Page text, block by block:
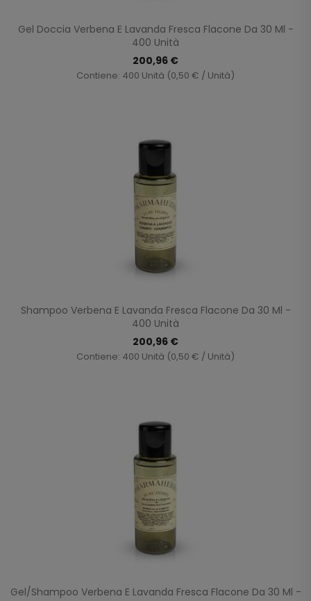
Gel Doccia Verbena E Lavanda Fresca Flacone Da 30 Ml -
400 Unità
200,96 €
Contiene: 400 Unità (0,50 € / Unità)
Shampoo Verbena E Lavanda Fresca Flacone Da 30 Ml -
400 Unità
200,96 €
Contiene: 400 Unità (0,50 € / Unità)
Gel/Shampoo Verbena E Lavanda Fresca Flacone Da 30 Ml -